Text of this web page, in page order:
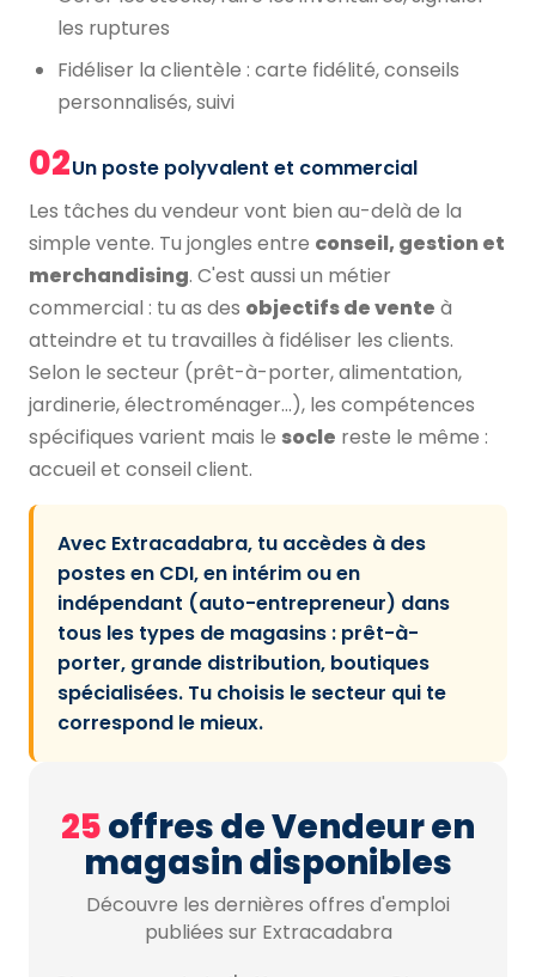
les ruptures
Fidéliser la clientèle : carte fidélité, conseils
personnalisés, suivi
02Un poste polyvalent et commercial
Les tâches du vendeur vont bien au-delà de la
simple vente. Tu jongles entre conseil, gestion et
merchandising. C'est aussi un métier
commercial : tu as des objectifs de vente à
atteindre et tu travailles à fidéliser les clients.
Selon le secteur (prêt-à-porter, alimentation,
jardinerie, électroménager…), les compétences
spécifiques varient mais le socle reste le même :
accueil et conseil client.
Avec Extracadabra, tu accèdes à des
postes en CDI, en intérim ou en
indépendant (auto-entrepreneur) dans
tous les types de magasins : prêt-à-
porter, grande distribution, boutiques
spécialisées. Tu choisis le secteur qui te
correspond le mieux.
25offres de Vendeur en
magasin disponibles
Découvre les dernières offres d'emploi
publiées sur Extracadabra